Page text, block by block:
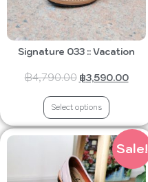
Signature 033 :: Vacation
฿4,790.00 ฿3,590.00
Select options
Sale!